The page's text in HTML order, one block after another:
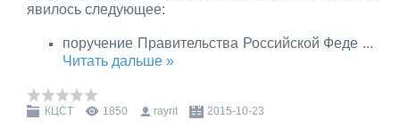
явилось следующее:
поручение Правительства Российской Феде ...
Читать дальше »
КЦСТ 1850 rayrit 2015-10-23